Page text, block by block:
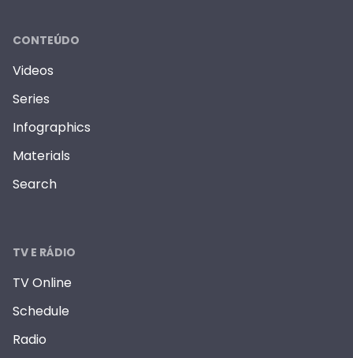
CONTEÚDO
Videos
Series
Infographics
Materials
Search
TV E RÁDIO
TV Online
Schedule
Radio